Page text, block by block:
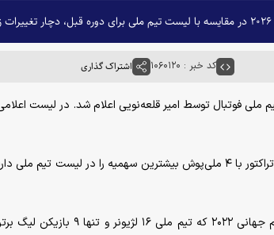
کد خبر : ۱۰۶۰۱۲۰ اشتراک گذاری
در لیست نهایی تیم ملی، پرسپولیس و تراکتور با ۴ ملی‌پوش بیشترین
این در حالی‌ست که در مقایسه با